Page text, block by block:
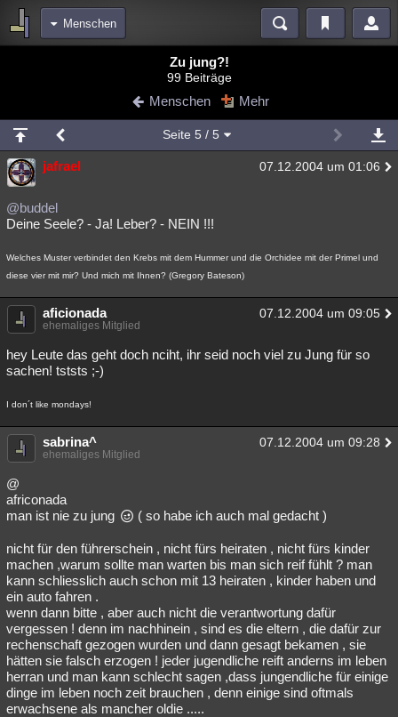
Menschen
Blogs
Chat Wiki Neuigkeiten
meine Rubriken
Menschen Mystery Kriminalfälle
Spiritualität
Philosophie Träume Orte Esoterik Literatur
Astronomie Helpdesk
Musik Clash Verbesserungen Allmystery English
Lesenswert Schlüsselwörter
Zu jung?!
99 Beiträge
Menschen Mehr
Seite 5 / 5
jafrael 07.12.2004 um 01:06
@buddel
Deine Seele? - Ja! Leber? - NEIN !!!
Welches Muster verbindet den Krebs mit dem Hummer und die Orchidee mit der Primel und
diese vier mit mir? Und mich mit Ihnen? (Gregory Bateson)
aficionada 07.12.2004 um 09:05
ehemaliges Mitglied
hey Leute das geht doch nciht, ihr seid noch viel zu Jung für so
sachen! tststs ;-)
I don´t like mondays!
sabrina^ 07.12.2004 um 09:28
ehemaliges Mitglied
@
africonada
man ist nie zu jung
( so habe ich auch mal gedacht )
nicht für den führerschein , nicht fürs heiraten , nicht fürs kinder
machen ,warum sollte man warten bis man sich reif fühlt ? man
kann schliesslich auch schon mit 13 heiraten , kinder haben und
ein auto fahren .
wenn dann bitte , aber auch nicht die verantwortung dafür
vergessen ! denn im nachhinein , sind es die eltern , die dafür zur
rechenschaft gezogen wurden und dann gesagt bekamen , sie
hätten sie falsch erzogen ! jeder jugendliche reift anderns im leben
herran und man kann schlecht sagen ,dass jungendliche für einige
dinge im leben noch zeit brauchen , denn einige sind oftmals
erwachsene als mancher oldie .....